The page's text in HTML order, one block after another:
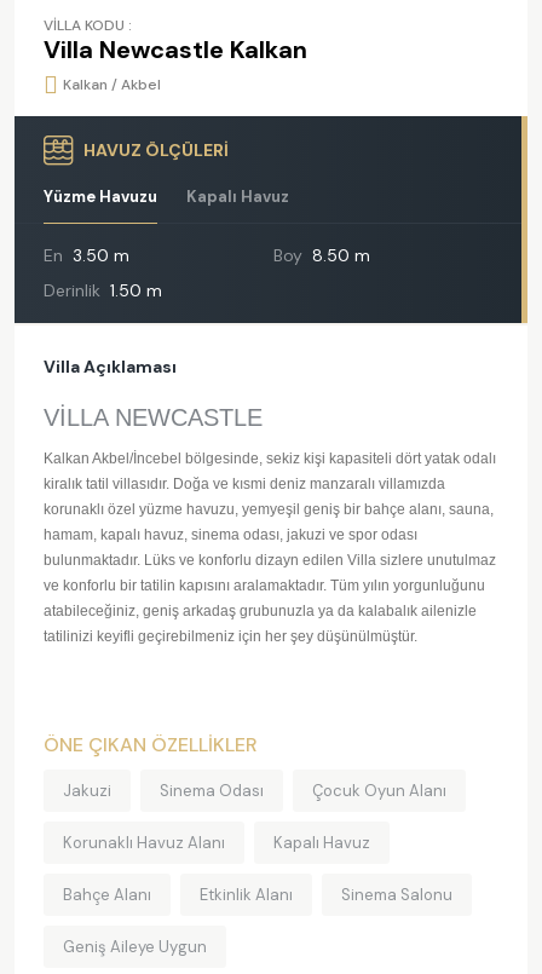
VİLLA KODU :
Villa Newcastle Kalkan
Kalkan / Akbel
HAVUZ ÖLÇÜLERİ
Yüzme Havuzu Kapalı Havuz
En 3.50 m Boy 8.50 m
Derinlik 1.50 m
Villa Açıklaması
VİLLA NEWCASTLE
Kalkan Akbel/İncebel bölgesinde, sekiz kişi kapasiteli dört yatak odalı
kiralık tatil villasıdır. Doğa ve kısmi deniz manzaralı villamızda
korunaklı özel yüzme havuzu, yemyeşil geniş bir bahçe alanı, sauna,
hamam, kapalı havuz, sinema odası, jakuzi ve spor odası
bulunmaktadır. Lüks ve konforlu dizayn edilen Villa sizlere unutulmaz
ve konforlu bir tatilin kapısını aralamaktadır. Tüm yılın yorgunluğunu
atabileceğiniz, geniş arkadaş grubunuzla ya da kalabalık ailenizle
tatilinizi keyifli geçirebilmeniz için her şey düşünülmüştür.
ÖNE ÇIKAN ÖZELLİKLER
Jakuzi Sinema Odası Çocuk Oyun Alanı
Korunaklı Havuz Alanı Kapalı Havuz
Bahçe Alanı Etkinlik Alanı Sinema Salonu
Geniş Aileye Uygun